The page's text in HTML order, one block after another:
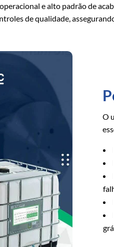
e alto padrão de
de qualidade,
O